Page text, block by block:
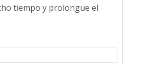
tiempo y prolongue el